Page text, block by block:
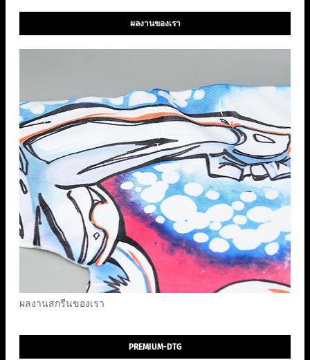
ผลงานของเรา
ผลงานสกรีนของเรา
PREMIUM-DTG